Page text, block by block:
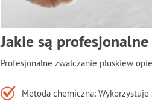
Jakie są
Profesjonalne zwalczanie pluskiew
Metoda chemiczna: